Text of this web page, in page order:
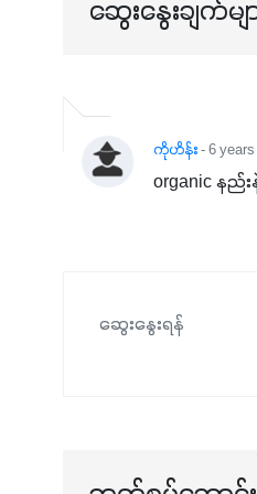
ဆွေးနွေးချက်မျ
ကိုဟိန်း- 6
organic န
ဆွေးနွေးရန်